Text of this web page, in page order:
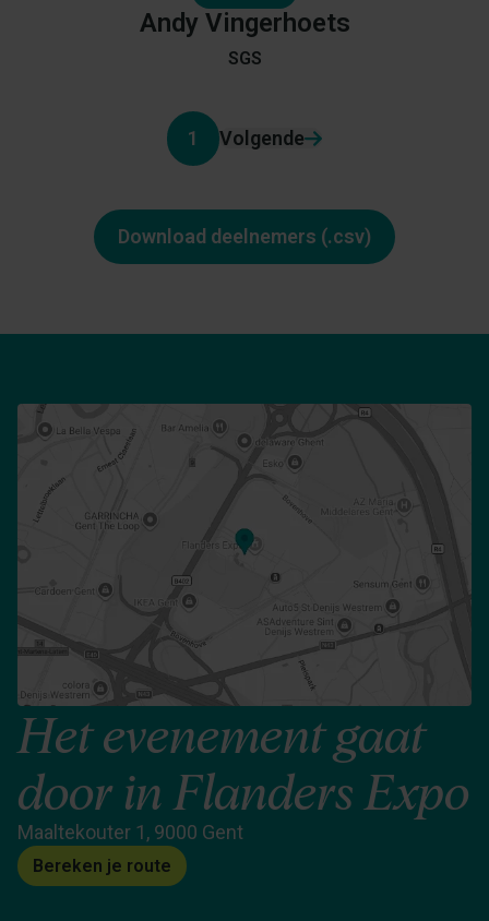
Andy Vingerhoets
SGS
1 Volgende
Download deelnemers (.csv)
Het evenement gaat
door in Flanders Expo
Maaltekouter 1, 9000 Gent
Bereken je route